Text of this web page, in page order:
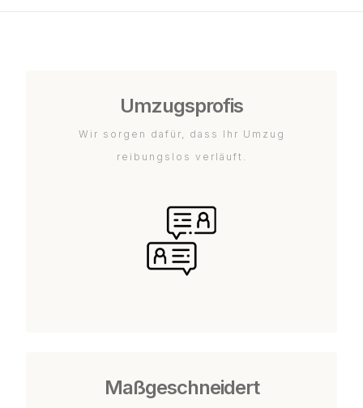
Umzugsprofis
Wir sorgen dafür, dass Ihr Umzug
reibungslos verläuft.
Maßgeschneidert